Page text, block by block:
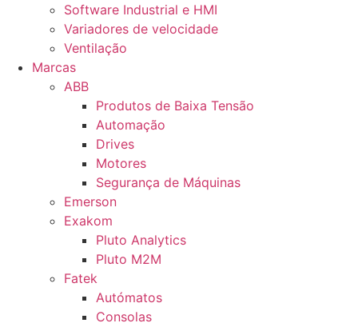
Software Industrial e HMI
Variadores de velocidade
Ventilação
Marcas
ABB
Produtos de Baixa Tensão
Automação
Drives
Motores
Segurança de Máquinas
Emerson
Exakom
Pluto Analytics
Pluto M2M
Fatek
Autómatos
Consolas